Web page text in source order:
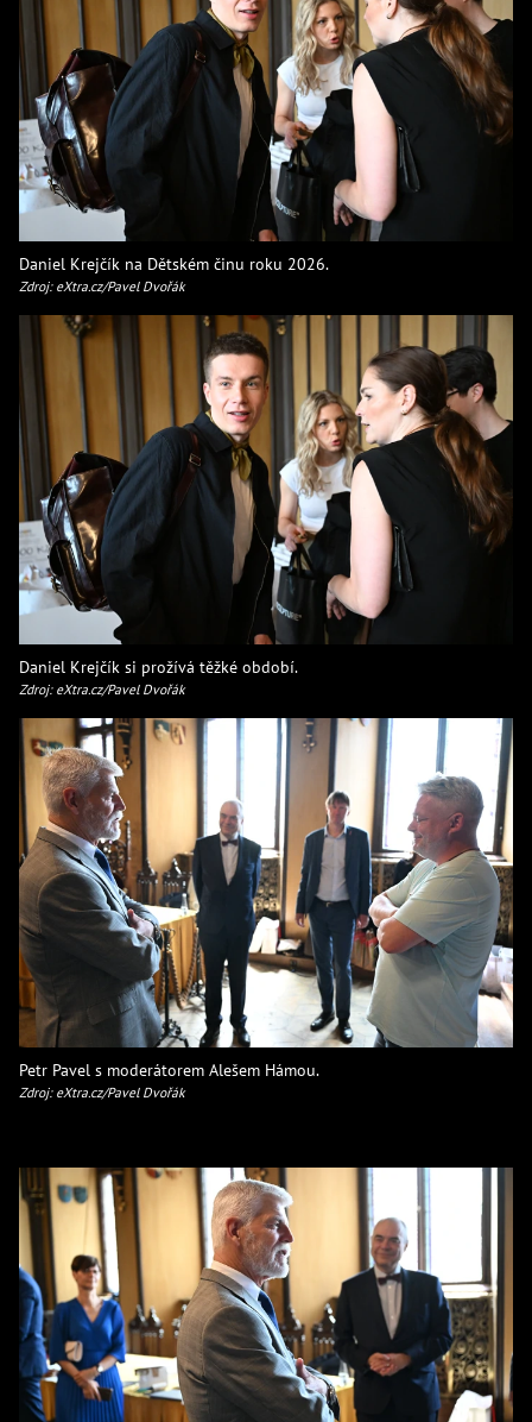
Daniel Krejčík na Dětském činu roku 2026.
Zdroj: eXtra.cz/Pavel Dvořák
Daniel Krejčík si prožívá těžké období.
Zdroj: eXtra.cz/Pavel Dvořák
Petr Pavel s moderátorem Alešem Hámou.
Zdroj: eXtra.cz/Pavel Dvořák